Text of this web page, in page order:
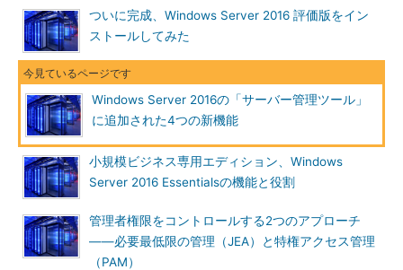
「ツール」に追加された4つの新機能
さらに、サーバー管理ツールを開くと、UIが刷新されているこ
とに気が付きます。例えば、以前の「管理」という項目は「シス
テム情報」に変更されています。また、「管理」に含まれていた
「ローカルのAdministrators」「IPアドレス」「Windows
Update」は、それぞれ「ツール」の「ローカルの
Administrators」「ネットワークの設定 」「 Windows
Update」に移動されています。
また、「ツール」には、新たに次の4つの機能が追加されてい
ます。
ついに完成、Windows Server 2016 評価版をイン
ストールしてみた
Windows Server 2016の「サーバー管理ツール」
に追加された4つの新機能
小規模ビジネス専用エディション、Windows
Server 2016 Essentialsの機能と役割
管理者権限をコントロールする2つのアプローチ
――必要最低限の管理（JEA）と特権アクセス管理
（PAM）